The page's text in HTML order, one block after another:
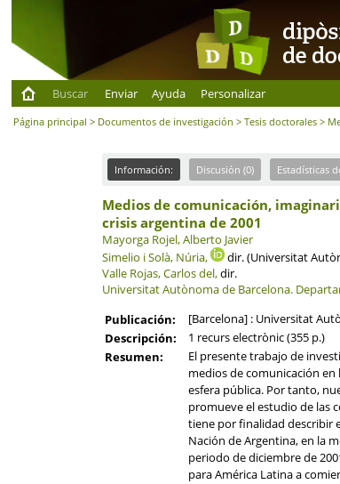
Buscar
Enviar Ayuda Personalizar
Página principal > Documentos de investigación >Tesis doctorales >
Información: Discusión (0) Estadísticas
Medios de comunicación,
crisis argentina de 2001
Mayorga Rojel, Alberto Javier
Simelio i Solà, Núria,
dir. (Universitat
Valle Rojas, Carlos del,dir.
Universitat Autònoma de Barcelona.
Publicación:
[Barcelona] : Universitat
Descripción:
1 recurs electrònic (355 p.)
Resumen:
El presente trabajo de
medios de comunicación
esfera pública. Por tanto,
promueve el estudio de las
tiene por finalidad describir
Nación de Argentina, en la
periodo de diciembre de
para América Latina a